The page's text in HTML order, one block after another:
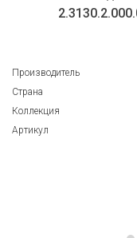
2.3130.2.000.000.1,
597
Под